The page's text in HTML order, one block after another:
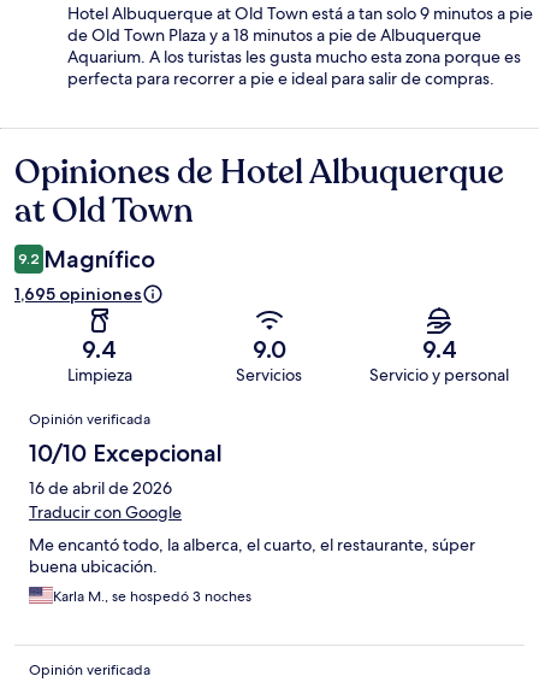
Hotel Albuquerque at Old Town está a tan solo 9 minutos a pie
de Old Town Plaza y a 18 minutos a pie de Albuquerque
Aquarium. A los turistas les gusta mucho esta zona porque es
perfecta para recorrer a pie e ideal para salir de compras.
Opiniones
Opiniones de Hotel Albuquerque
at Old Town
9.2 Magnífico
1,695 opiniones
9.4
Limpieza
9.0
Servicios
9.4
Servicio y personal
Opiniones
Opinión verificada
10/10 Excepcional
16 de abril de 2026
Traducir con Google
Me encantó todo, la alberca, el cuarto, el restaurante, súper
buena ubicación.
Karla M., se hospedó 3 noches
Opinión verificada